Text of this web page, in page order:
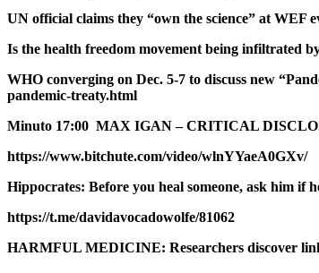
UN official claims they “own the science” at WEF
Is the health freedom movement being infiltrated
WHO converging on Dec. 5-7 to discuss new
pandemic-treaty.html
Minuto 17:00 MAX IGAN – CRITICAL
https://www.bitchute.com/video/wlnYYaeA0GXv/
Hippocrates: Before you heal someone, ask him if
https://t.me/davidavocadowolfe/81062
HARMFUL MEDICINE: Researchers discover